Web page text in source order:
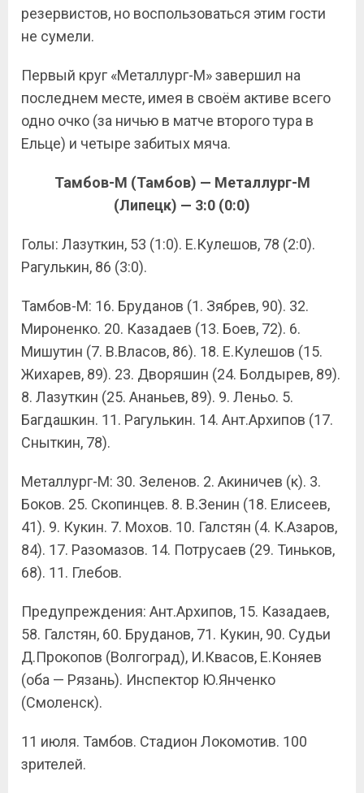
резервистов, но воспользоваться этим гости
не сумели.
Первый круг «Металлург-М» завершил на
последнем месте, имея в своём активе всего
одно очко (за ничью в матче второго тура в
Ельце) и четыре забитых мяча.
Тамбов-М (Тамбов) — Металлург-М
(Липецк) — 3:0 (0:0)
Голы: Лазуткин, 53 (1:0). Е.Кулешов, 78 (2:0).
Рагулькин, 86 (3:0).
Тамбов-М: 16. Бруданов (1. Зябрев, 90). 32.
Мироненко. 20. Казадаев (13. Боев, 72). 6.
Мишутин (7. В.Власов, 86). 18. Е.Кулешов (15.
Жихарев, 89). 23. Дворяшин (24. Болдырев, 89).
8. Лазуткин (25. Ананьев, 89). 9. Леньо. 5.
Багдашкин. 11. Рагулькин. 14. Ант.Архипов (17.
Сныткин, 78).
Металлург-М: 30. Зеленов. 2. Акиничев (к). 3.
Боков. 25. Скопинцев. 8. В.Зенин (18. Елисеев,
41). 9. Кукин. 7. Мохов. 10. Галстян (4. К.Азаров,
84). 17. Разомазов. 14. Потрусаев (29. Тиньков,
68). 11. Глебов.
Предупреждения: Ант.Архипов, 15. Казадаев,
58. Галстян, 60. Бруданов, 71. Кукин, 90. Судьи
Д.Прокопов (Волгоград), И.Квасов, Е.Коняев
(оба — Рязань). Инспектор Ю.Янченко
(Смоленск).
11 июля. Тамбов. Стадион Локомотив. 100
зрителей.